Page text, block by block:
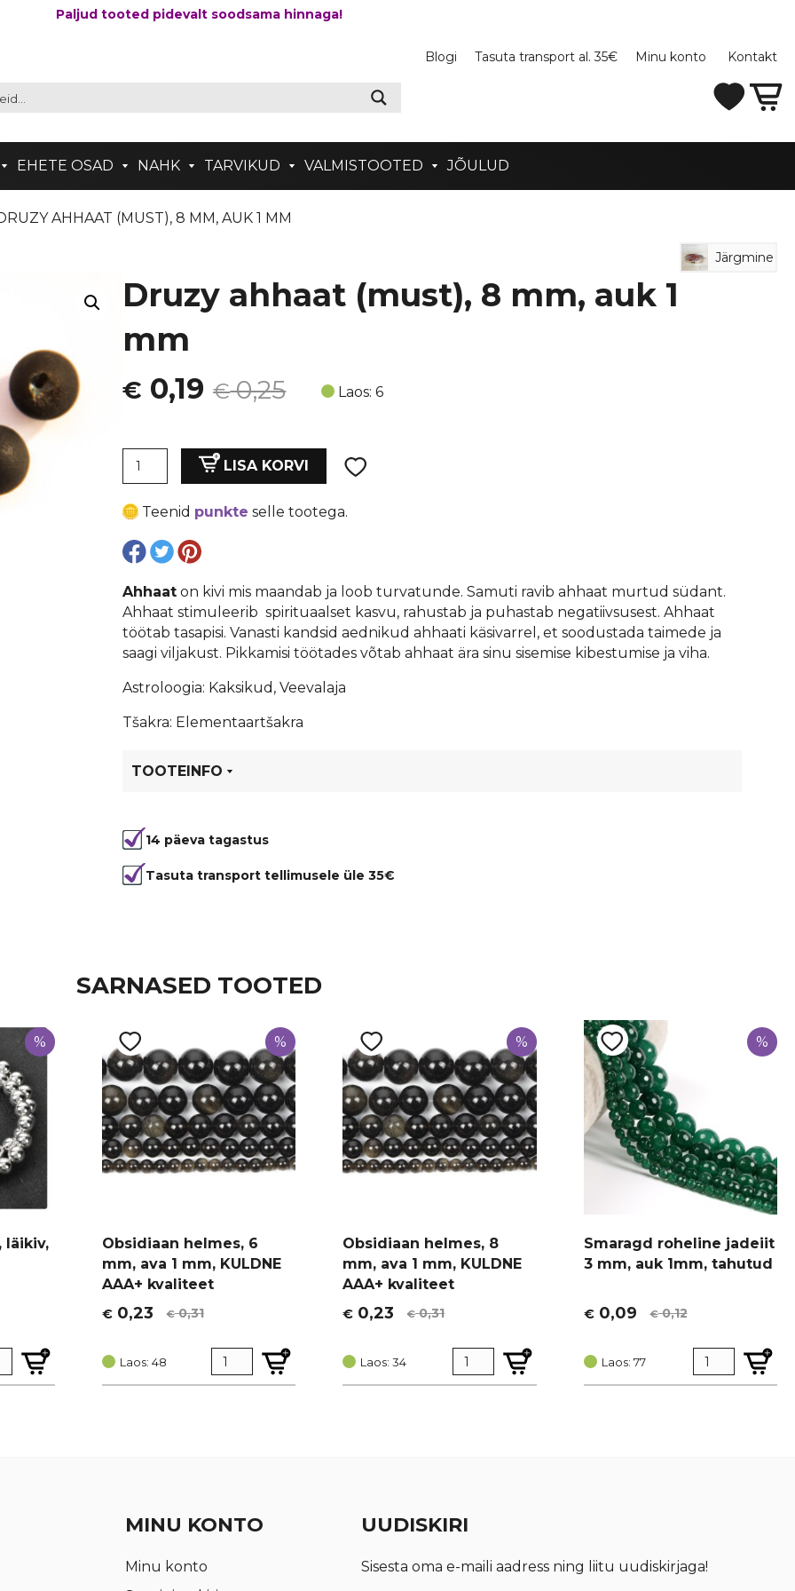
Paljud tooted pidevalt soodsama hinnaga!
Blogi Tasuta transport al. 35€ Minu konto Kontakt
EHETE OSAD NAHK TARVIKUD VALMISTOOTED JÕULUD
AHHAAT (MUST), 8 MM, AUK 1 MM
Järgmine
Druzy ahhaat (must), 8 mm, auk 1
mm
€0,25
Algne
oli:
€ 0,25.
€ 0,19
Current
is:
€ 0,19.
Laos: 6
Druzy
8
mm,
auk
mm
kogus
LISA KORVI
Teenid punkte selle tootega.
Ahhaat on kivi mis maandab ja loob turvatunde. Samuti ravib ahhaat murtud südant.
Ahhaat stimuleerib spirituaalset kasvu, rahustab ja puhastab negatiivsusest. Ahhaat
töötab tasapisi. Vanasti kandsid aednikud ahhaati käsivarrel, et soodustada taimede ja
saagi viljakust. Pikkamisi töötades võtab ahhaat ära sinu sisemise kibestumise ja viha.
Astroloogia: Kaksikud, Veevalaja
Tšakra: Elementaartšakra
TOOTEINFO
Värvus
Kuju
ümmargune
14 päeva tagastus
Tasuta transport tellimusele üle 35€
SARNASED TOOTED
%
läikiv,
%
Obsidiaan helmes, 6
mm, ava 1 mm, KULDNE
AAA+ kvaliteet
€0,31
Algne
oli:
€ 0,31.
€0,23
Current
is:
€ 0,23.
Laos: 48
%
Obsidiaan helmes, 8
mm, ava 1 mm, KULDNE
AAA+ kvaliteet
€0,31
Algne
oli:
€ 0,31.
€ 0,23
Current
is:
€ 0,23.
Laos: 34
%
Smaragd roheline jadeiit
3 mm, auk 1mm, tahutud
€0,12
Algne
oli:
€ 0,12.
€0,09
Current
is:
€ 0,09.
Laos: 77
MINU KONTO
Minu konto
UUDISKIRI
Sisesta oma e-maili aadress ning liitu uudiskirjaga!